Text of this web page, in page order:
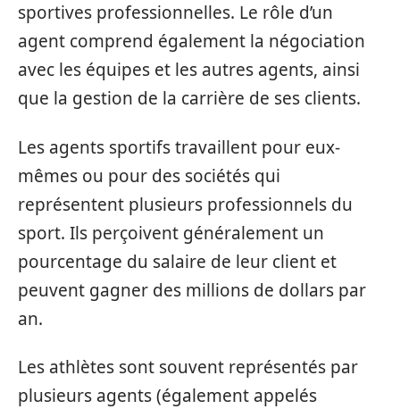
sportives professionnelles. Le rôle d’un
agent comprend également la négociation
avec les équipes et les autres agents, ainsi
que la gestion de la carrière de ses clients.
Les agents sportifs travaillent pour eux-
mêmes ou pour des sociétés qui
représentent plusieurs professionnels du
sport. Ils perçoivent généralement un
pourcentage du salaire de leur client et
peuvent gagner des millions de dollars par
an.
Les athlètes sont souvent représentés par
plusieurs agents (également appelés